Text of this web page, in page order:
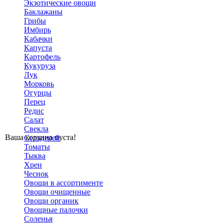
Ваша корзина пуста!
Экзотические овощи
Баклажаны
Грибы
Имбирь
Кабачки
Капуста
Картофель
Кукуруза
Лук
Морковь
Огурцы
Перец
Редис
Салат
Свекла
Сельдерей
Томаты
Тыква
Хрен
Чеснок
Овощи в ассортименте
Овощи очищенные
Овощи органик
Овощные палочки
Соленья